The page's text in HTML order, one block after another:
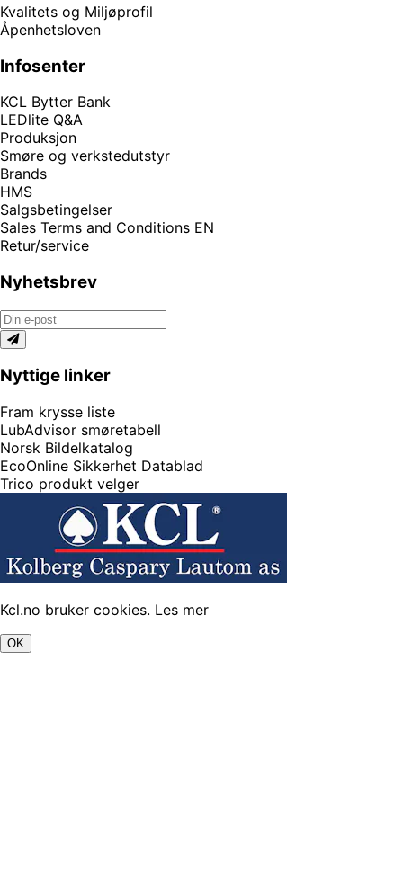
Kvalitets og Miljøprofil
Åpenhetsloven
Infosenter
KCL Bytter Bank
LEDlite Q&A
Produksjon
Smøre og verkstedutstyr
Brands
HMS
Salgsbetingelser
Sales Terms and Conditions EN
Retur/service
Nyhetsbrev
Nyttige linker
Fram krysse liste
LubAdvisor smøretabell
Norsk Bildelkatalog
EcoOnline Sikkerhet Datablad
Trico produkt velger
Kcl.no bruker cookies. Les mer
OK